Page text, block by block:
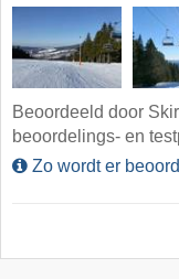
Beoordeeld door
beoordelings- en
Zo wordt er